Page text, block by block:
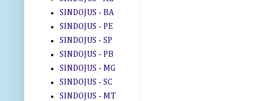
SINDOJUS - BA
SINDOJUS - PE
SINDOJUS - SP
SINDOJUS - PB
SINDOJUS - MG
SINDOJUS - SC
SINDOJUS - MT